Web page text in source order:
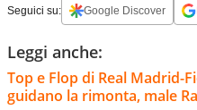
Seguici su: Google Discover
Leggi anche:
Top e Flop di Real Madrid-
guidano la rimonta, male